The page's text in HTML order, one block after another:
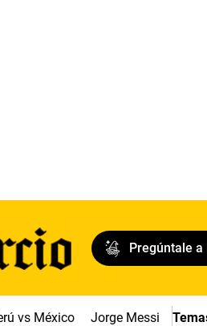
Pregúntale
vs México Jorge Messi